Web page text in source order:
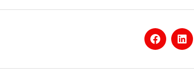
Facebook